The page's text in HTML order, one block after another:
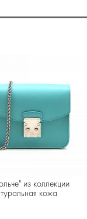
из коллекции
кожа